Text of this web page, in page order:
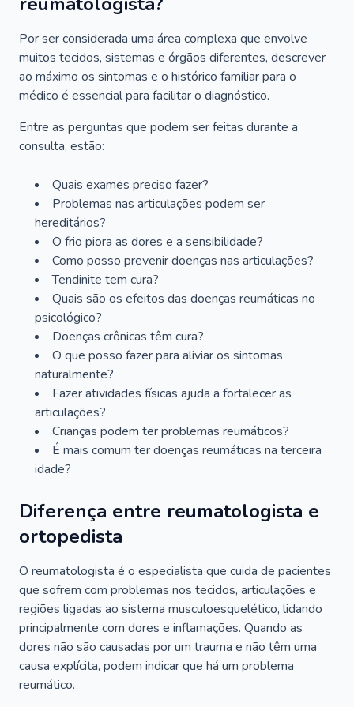
Por ser considerada uma área complexa que envolve
muitos tecidos, sistemas e órgãos diferentes, descrever
ao máximo os sintomas e o histórico familiar para o
médico é essencial para facilitar o diagnóstico.
Entre as perguntas que podem ser feitas durante a
consulta, estão:
Quais exames preciso fazer?
Problemas nas articulações podem ser
hereditários?
O frio piora as dores e a sensibilidade?
Como posso prevenir doenças nas articulações?
Tendinite tem cura?
Quais são os efeitos das doenças reumáticas no
psicológico?
Doenças crônicas têm cura?
O que posso fazer para aliviar os sintomas
naturalmente?
Fazer atividades físicas ajuda a fortalecer as
articulações?
Crianças podem ter problemas reumáticos?
É mais comum ter doenças reumáticas na terceira
idade?
Diferença entre reumatologista e
ortopedista
O reumatologista é o especialista que cuida de pacientes
que sofrem com problemas nos tecidos, articulações e
regiões ligadas ao sistema musculoesquelético, lidando
principalmente com dores e inflamações. Quando as
dores não são causadas por um trauma e não têm uma
causa explícita, podem indicar que há um problema
reumático.